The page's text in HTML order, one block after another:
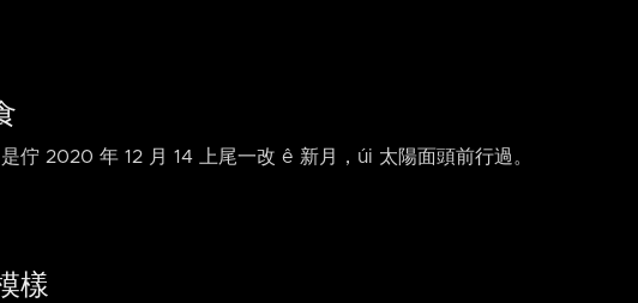
佇 2020 年 12 月 14 上尾一改 ê 新月，úi 太陽面頭前行過。
樣